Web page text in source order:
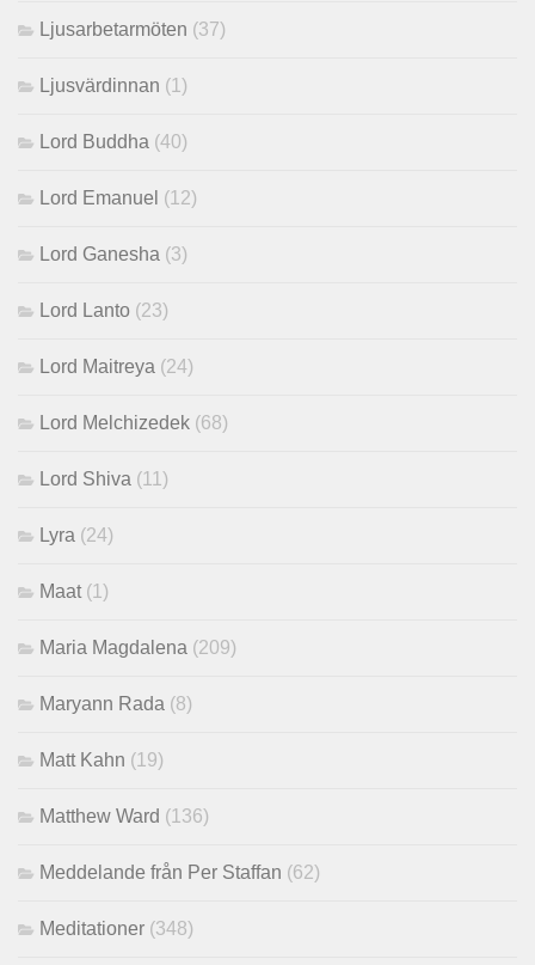
Ljusarbetarmöten (37)
Ljusvärdinnan (1)
Lord Buddha (40)
Lord Emanuel (12)
Lord Ganesha (3)
Lord Lanto (23)
Lord Maitreya (24)
Lord Melchizedek (68)
Lord Shiva (11)
Lyra (24)
Maat (1)
Maria Magdalena (209)
Maryann Rada (8)
Matt Kahn (19)
Matthew Ward (136)
Meddelande från Per Staffan (62)
Meditationer (348)